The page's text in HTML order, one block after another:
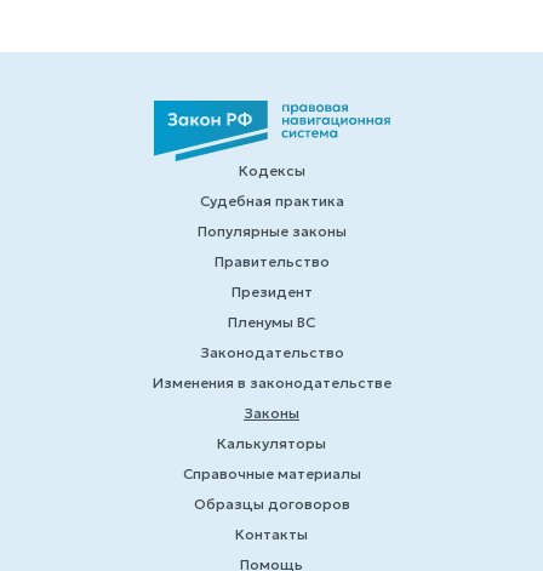
Кодексы
Судебная практика
Популярные законы
Правительство
Президент
Пленумы ВС
Законодательство
Изменения в законодательстве
Законы
Калькуляторы
Справочные материалы
Образцы договоров
Контакты
Помощь